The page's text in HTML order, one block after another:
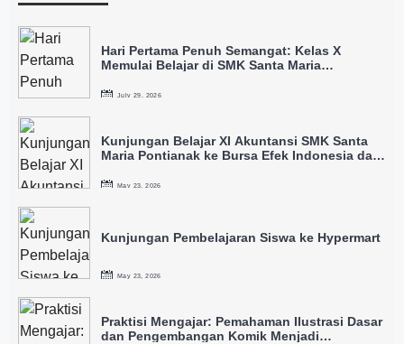
Hari Pertama Penuh Semangat: Kelas X
Memulai Belajar di SMK Santa Maria
July 29, 2026
Kunjungan Belajar XI Akuntansi SMK Santa
Maria Pontianak ke Bursa Efek Indonesia dan
May 23, 2026
Kunjungan Pembelajaran Siswa ke Hypermart
May 23, 2026
Praktisi Mengajar: Pemahaman Ilustrasi Dasar
dan Pengembangan Komik Menjadi